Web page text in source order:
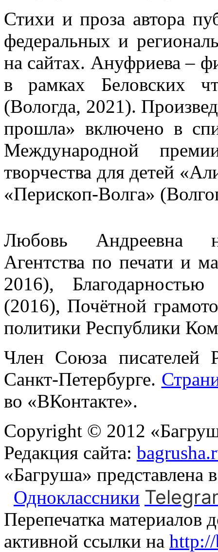
Стихи и проза автора
федеральных и
на сайтах. Ануфриева –
в рамках Беловских
(Вологда, 2021).
прошла» включено в
Международной
творчества для детей
«Перископ-Волга»
Любовь Андреевна
Агентства по печати и
2016),
(2016), Почётной
политики Республики
Член Союза писателей
Санкт-Петербурге.
во «ВКонтакте».
Copyright © 2012
Редакция сайта:
«Багруша» представлена
Одноклассники
Перепечатка материалов
активной ссылки на http://